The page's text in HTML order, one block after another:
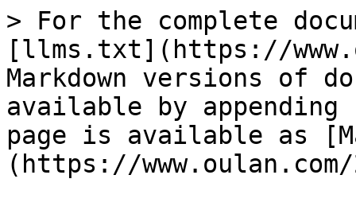
> For the complete
[llms.txt](https://
Markdown versions of
available by
page is available as
(https://